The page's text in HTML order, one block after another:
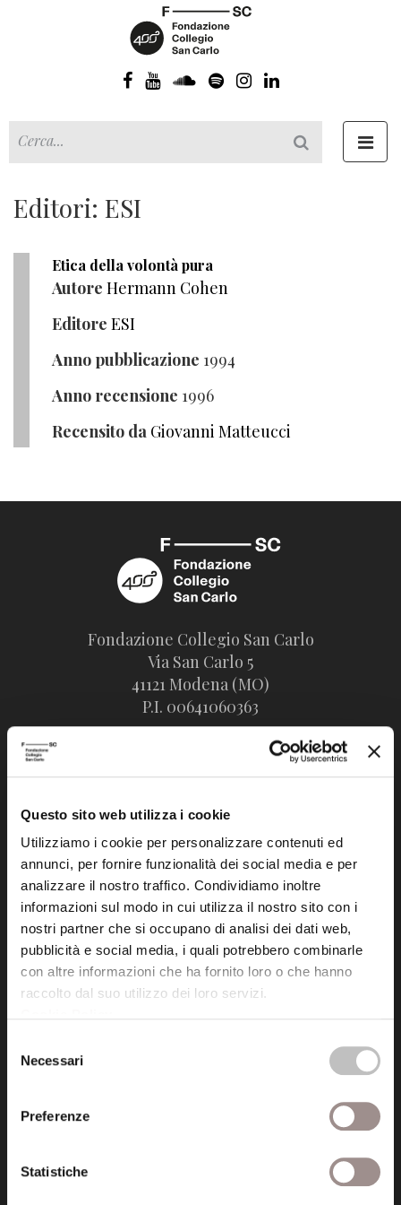
Questo sito web utilizza i cookie
Utilizziamo i cookie per personalizzare contenuti ed
annunci, per fornire funzionalità dei social media e per
analizzare il nostro traffico. Condividiamo inoltre
informazioni sul modo in cui utilizza il nostro sito con i
nostri partner che si occupano di analisi dei dati web,
pubblicità e social media, i quali potrebbero combinarle
con altre informazioni che ha fornito loro o che hanno
raccolto dal suo utilizzo dei loro servizi.
delNecessari
Preferenze
Statistiche
Editori: ESI
Etica della volontà pura
Autore Hermann Cohen
Editore ESI
Anno pubblicazione 1994
Anno recensione 1996
Recensito da Giovanni Matteucci
Fondazione Collegio San Carlo
Via San Carlo 5
41121 Modena (MO)
P.I. 00641060363
Posta certificata (PEC)
fondazionecollegiosancarlo@legalmail.it
Seguici
Amministrazione trasparente